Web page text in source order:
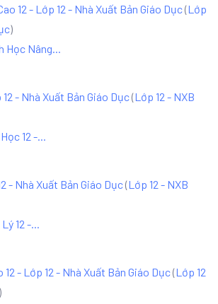
12 - Lớp 12 - Nhà Xuất Bản Giáo Dục(Lớp
)
Học Nâng...
- Nhà Xuất Bản Giáo Dục(Lớp 12 - NXB
12 -...
- Nhà Xuất Bản Giáo Dục(Lớp 12 - NXB
12 -...
12 - Lớp 12 - Nhà Xuất Bản Giáo Dục(Lớp 12
)